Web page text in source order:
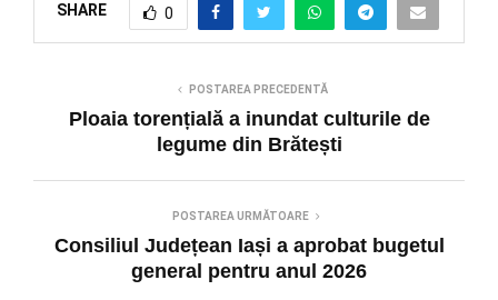
SHARE 0
POSTAREA PRECEDENTĂ
Ploaia torențială a inundat culturile de
legume din Brătești
POSTAREA URMĂTOARE
Consiliul Județean Iași a aprobat bugetul
general pentru anul 2026